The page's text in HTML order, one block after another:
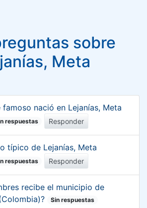
sobre
Meta
famoso nació en Lejanías, Meta
respuestas Responder
típico de Lejanías, Meta
respuestas Responder
recibe el municipio de
Sin respuestas